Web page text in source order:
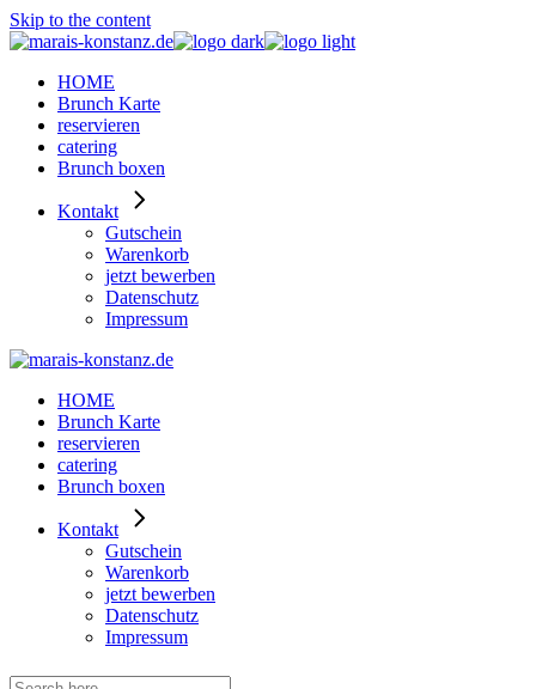
Skip to the content
HOME
Brunch Karte
reservieren
catering
Brunch boxen
Kontakt
Gutschein
Warenkorb
jetzt bewerben
Datenschutz
Impressum
HOME
Brunch Karte
reservieren
catering
Brunch boxen
Kontakt
Gutschein
Warenkorb
jetzt bewerben
Datenschutz
Impressum